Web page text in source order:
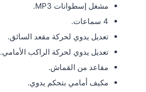
مشغل إسطوانات MP3.
4 سماعات.
تعديل يدوي لحركة مقعد السائق.
تعديل يدوي لحركة الراكب الأمامي.
مقاعد من القماش.
مكيف أمامي بتحكم يدوي.